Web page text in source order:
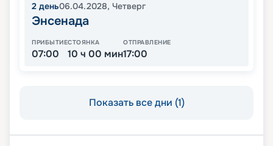
2 день06.04.2028, Четверг
Энсенада
ПРИБЫТИЕ
07:00
СТОЯНКА
10 ч 00 мин
ОТПРАВЛЕНИЕ
17:00
Показать все дни (1)